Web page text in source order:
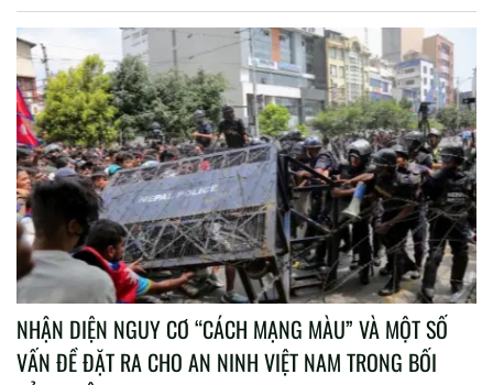
NHẬN DIỆN NGUY CƠ “CÁCH MẠNG MÀU” VÀ MỘT SỐ
VẤN ĐỀ ĐẶT RA CHO AN NINH VIỆT NAM TRONG BỐI